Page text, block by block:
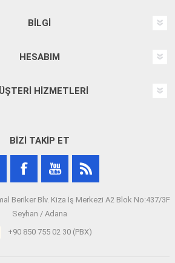
BILGI
HESABIM
HIZMETLERI
BIZI TAKIP ET
Beriker Blv. Kiza İş Merkezi A2 Blok No:437/3F
Seyhan / Adana
+90 850 755 02 30 (PBX)